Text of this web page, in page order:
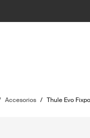
Accesorios / Thule Evo